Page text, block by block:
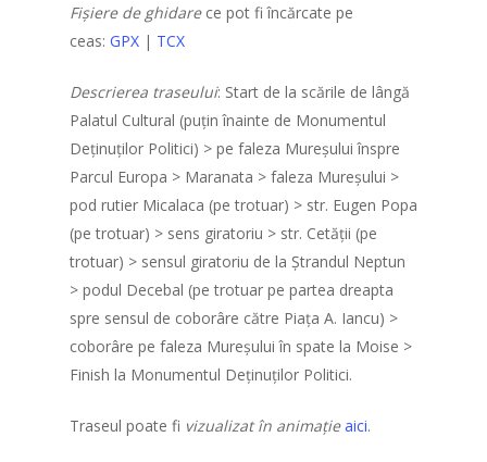
Fișiere de ghidarece pot fi încărcate pe
ceas: GPX | TCX
Descrierea traseului: Start de la scările de lângă
Palatul Cultural (puțin înainte de Monumentul
Deținuților Politici) > pe faleza Mureșului înspre
Parcul Europa > Maranata > faleza Mureșului >
pod rutier Micalaca (pe trotuar) > str. Eugen Popa
(pe trotuar) > sens giratoriu > str. Cetății (pe
trotuar) > sensul giratoriu de la Ștrandul Neptun
> podul Decebal (pe trotuar pe partea dreapta
spre sensul de coborâre către Piaţa A. Iancu) >
coborâre pe faleza Mureșului în spate la Moise >
Finish la Monumentul Deținuților Politici.
Traseul poate fi vizualizat în animație aici.